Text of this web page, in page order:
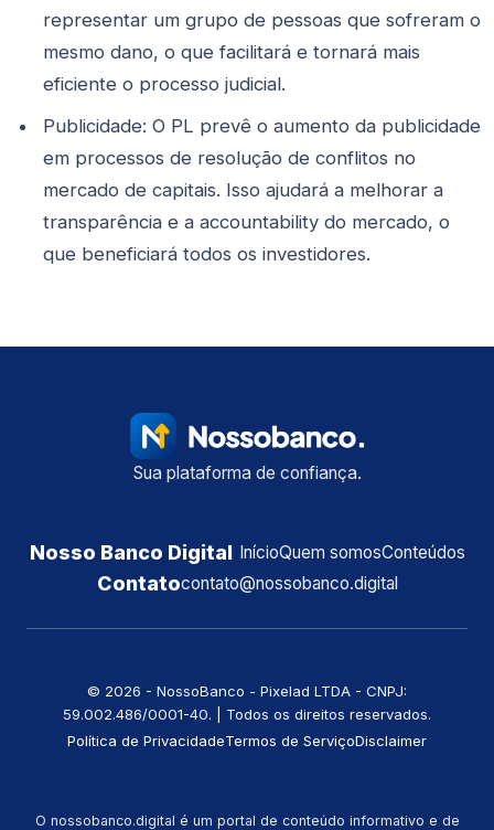
representar um grupo de pessoas que sofreram o
mesmo dano, o que facilitará e tornará mais
eficiente o processo judicial.
Publicidade: O PL prevê o aumento da publicidade
em processos de resolução de conflitos no
mercado de capitais. Isso ajudará a melhorar a
transparência e a accountability do mercado, o
que beneficiará todos os investidores.
Sua plataforma de confiança.
Nosso Banco Digital InícioQuem somosConteúdos
Contatocontato@nossobanco.digital
©️ 2026 - NossoBanco - Pixelad LTDA - CNPJ:
59.002.486/0001-40. | Todos os direitos reservados.
Política de PrivacidadeTermos de ServiçoDisclaimer
O nossobanco.digital é um portal de conteúdo informativo e de